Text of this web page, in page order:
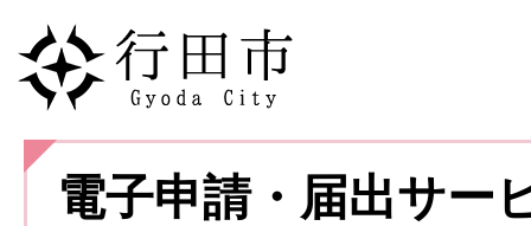
電子申請・届出サー